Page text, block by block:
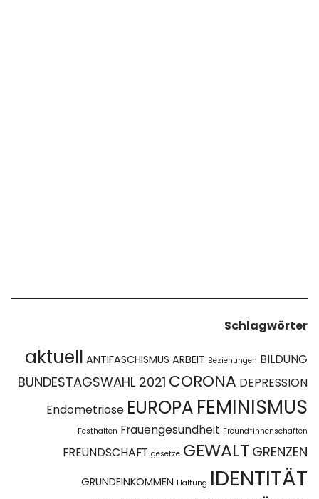
Schlagwörter
aktuell ANTIFASCHISMUS ARBEIT Beziehungen BILDUNG
BUNDESTAGSWAHL 2021 CORONA DEPRESSION
Endometriose EUROPA FEMINISMUS
Festhalten Frauengesundheit Freund*innenschaften
FREUNDSCHAFT gesetze GEWALT GRENZEN
GRUNDEINKOMMEN Haltung IDENTITÄT